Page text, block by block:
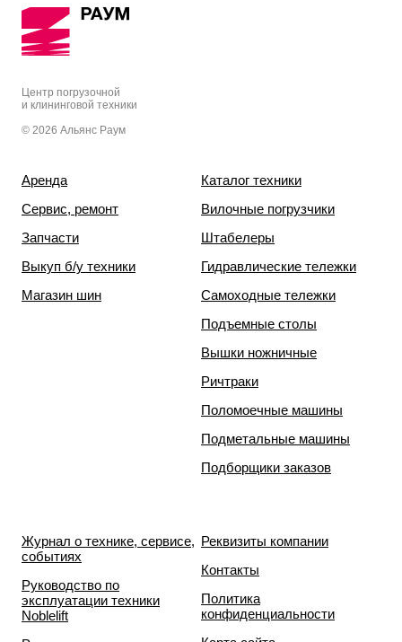
Центр погрузочной
и клининговой техники
© 2026 Альянс Раум
Аренда
Сервис, ремонт
Запчасти
Выкуп б/у техники
Магазин шин
Каталог техники
Вилочные погрузчики
Штабелеры
Гидравлические тележки
Самоходные тележки
Подъемные столы
Вышки ножничные
Ричтраки
Поломоечные машины
Подметальные машины
Подборщики заказов
Журнал о технике, сервисе,
событиях
Руководство по
эксплуатации техники
Noblelift
Реквизиты компании
Контакты
Политика
конфиденциальности